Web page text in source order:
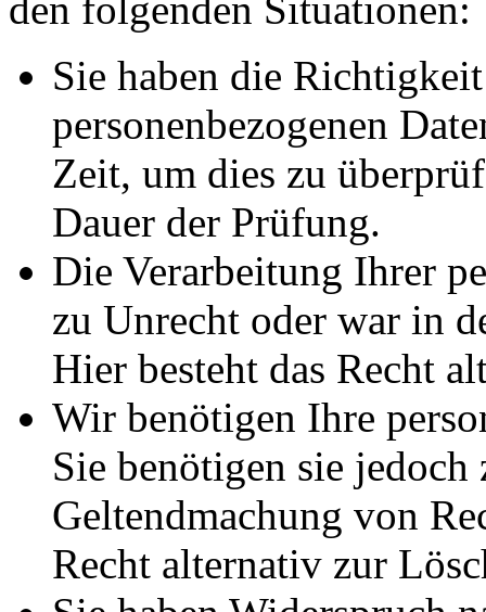
Sie haben die
personenbezogenen
Zeit, um dies zu
Dauer der Prüfung.
Die Verarbeitung Ihrer
zu Unrecht oder war in
Hier besteht das Recht
Wir benötigen Ihre
Sie benötigen sie
Geltendmachung von
Recht alternativ zur